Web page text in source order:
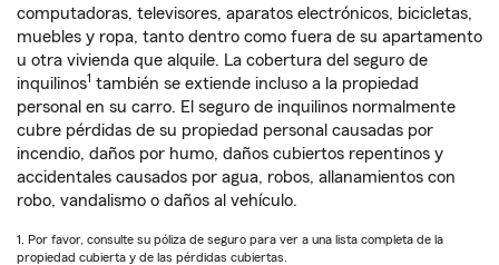
computadoras, televisores, aparatos electrónicos, bicicletas,
muebles y ropa, tanto dentro como fuera de su apartamento
u otra vivienda que alquile. La cobertura del seguro de
inquilinos1 también se extiende incluso a la propiedad
personal en su carro. El seguro de inquilinos normalmente
cubre pérdidas de su propiedad personal causadas por
incendio, daños por humo, daños cubiertos repentinos y
accidentales causados por agua, robos, allanamientos con
robo, vandalismo o daños al vehículo.
1. Por favor, consulte su póliza de seguro para ver a una lista completa de la
propiedad cubierta y de las pérdidas cubiertas.